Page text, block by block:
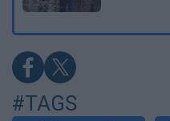
#TAGS